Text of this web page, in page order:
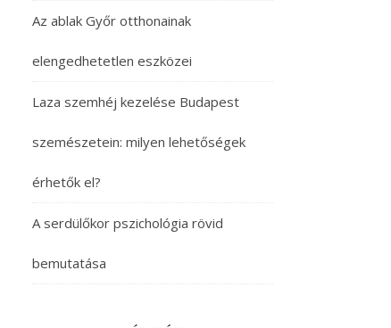
Az ablak Győr otthonainak
elengedhetetlen eszközei
Laza szemhéj kezelése Budapest
szemészetein: milyen lehetőségek
érhetők el?
A serdülőkor pszichológia rövid
bemutatása